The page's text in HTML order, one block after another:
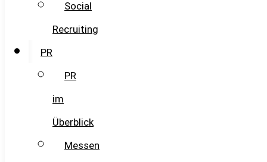
Social
Recruiting
PR
PR
im
Überblick
Messen